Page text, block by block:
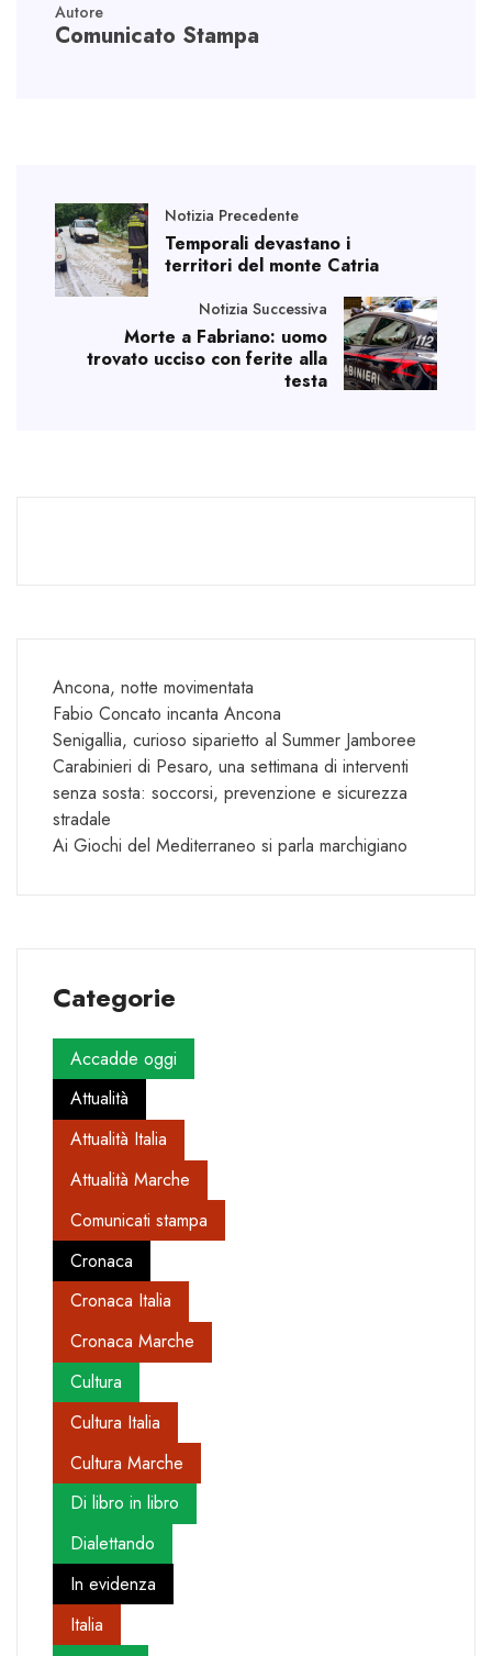
Autore
Comunicato Stampa
Notizia Precedente
Temporali devastano i
territori del monte Catria
Notizia Successiva
Morte a Fabriano: uomo
trovato ucciso con ferite alla
testa
Ancona, notte movimentata
Fabio Concato incanta Ancona
Senigallia, curioso siparietto al Summer Jamboree
Carabinieri di Pesaro, una settimana di interventi
senza sosta: soccorsi, prevenzione e sicurezza
stradale
Ai Giochi del Mediterraneo si parla marchigiano
Categorie
Accadde oggi
Attualità
Attualità Italia
Attualità Marche
Comunicati stampa
Cronaca
Cronaca Italia
Cronaca Marche
Cultura
Cultura Italia
Cultura Marche
Di libro in libro
Dialettando
In evidenza
Italia